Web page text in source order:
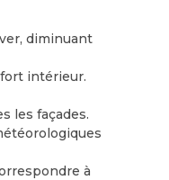
diminuant
intérieur.
les façades.
à